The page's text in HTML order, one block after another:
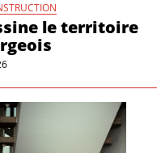
le territoire